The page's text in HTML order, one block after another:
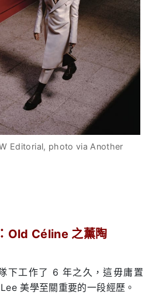
Editorial, photo via Another
Old Céline 之薰陶
下工作了 6 年之久，這毋庸置
美學至關重要的一段經歷。